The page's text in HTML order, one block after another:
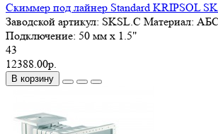
Скиммер под лайнер Standard KRIPSOL
Заводской артикул: SKSL.C Материал:
Подключение: 50 мм x 1.5"
43
12388.00р.
В корзину